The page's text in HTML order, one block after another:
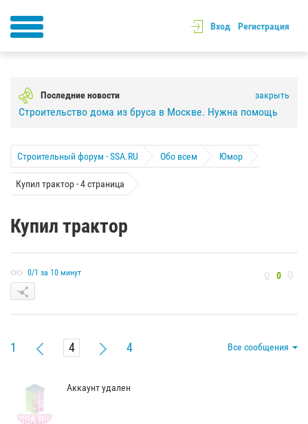
Вход Регистрация
Последние новости закрыть
Строительство дома из бруса в Москве. Нужна помощь
Строительный форум - SSA.RU Обо всем Юмор
Купил трактор - 4 страница
Купил трактор
0/1 за 10 минут 0
1 4 Все сообщения
Аккаунт удален